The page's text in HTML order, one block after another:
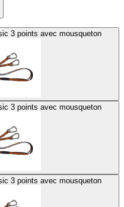
3 points avec mousqueton
3 points avec mousqueton
3 points avec mousqueton